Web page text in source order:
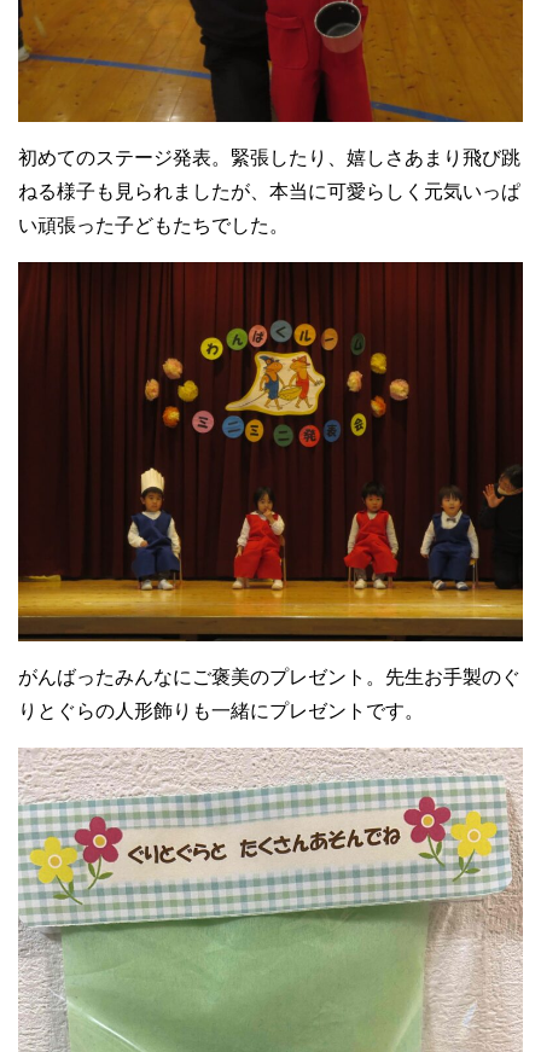
初めてのステージ発表。緊張したり、嬉しさあまり飛び跳
ねる様子も見られましたが、本当に可愛らしく元気いっぱ
い頑張った子どもたちでした。
がんばったみんなにご褒美のプレゼント。先生お手製のぐ
りとぐらの人形飾りも一緒にプレゼントです。